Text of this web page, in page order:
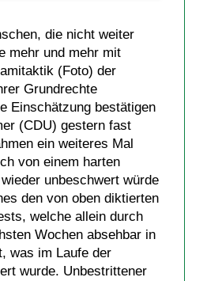
die nicht weiter
mehr und mehr mit
(Foto) der
Grundrechte
Einschätzung bestätigen
(CDU) gestern fast
ein weiteres Mal
von einem harten
unbeschwert würde
den von oben diktierten
welche allein durch
Wochen absehbar in
was im Laufe der
wurde. Unbestrittener